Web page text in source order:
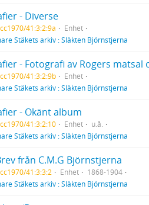
- Diverse
41:3:2:9a
Enhet
Stäkets arkiv : Släkten Björnstjerna
- Fotografi av Rogers matsal
41:3:2:9b
Enhet
Stäkets arkiv : Släkten Björnstjerna
- Okänt album
41:3:2:10 Enhet
u.å.
Stäkets arkiv : Släkten Björnstjerna
från C.M.G Björnstjerna
41:3:3:2 Enhet
1868-1904
Stäkets arkiv : Släkten Björnstjerna